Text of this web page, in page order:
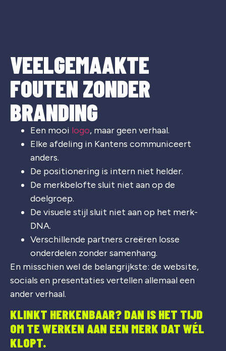
VEELGEMAAKTE
FOUTEN ZONDER
BRANDING
Een mooi logo, maar geen verhaal.
Elke afdeling in Kantens communiceert
anders.
De positionering is intern niet helder.
De merkbelofte sluit niet aan op de
doelgroep.
De visuele stijl sluit niet aan op het merk-
DNA.
Verschillende partners creëren losse
onderdelen zonder samenhang.
En misschien wel de belangrijkste: de website,
socials en presentaties vertellen allemaal een
ander verhaal.
KLINKT HERKENBAAR? DAN IS HET TIJD
OM TE WERKEN AAN EEN MERK DAT WÉL
KLOPT.